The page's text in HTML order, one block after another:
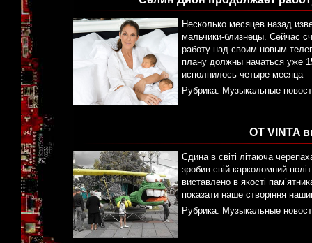
Несколько месяцев назад
мальчики-близнецы. Сейчас
работу над своим новым
плану должны начаться уже
исполнилось четыре месяца
Рубрика: Музыкальные
OT VINTA
Єдина в світі літаюча
зробив свій карколомний
виставлено в якості
показати наше створіння
Рубрика: Музыкальные